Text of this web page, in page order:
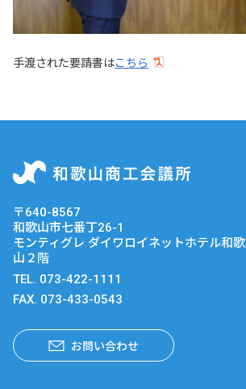
手渡された要請書はこちら
〒640-8567
和歌山市七番丁26-1
モンティグレ ダイワロイネットホテル和歌
山２階
TEL. 073-422-1111
FAX. 073-433-0543
お問い合わせ